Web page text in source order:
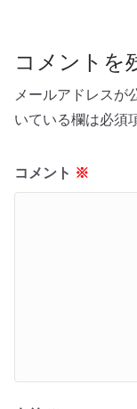
コメントを
メールアドレスが
いている欄は必須
コメント ※